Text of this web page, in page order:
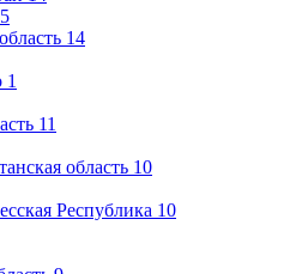
5
14
1
11
область 10
Республика 10